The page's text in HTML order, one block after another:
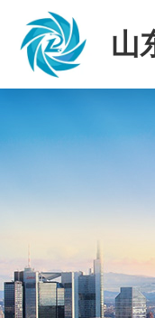
山